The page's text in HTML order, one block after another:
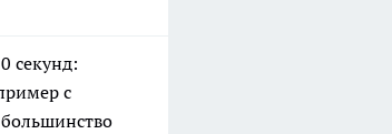
секунд:
с